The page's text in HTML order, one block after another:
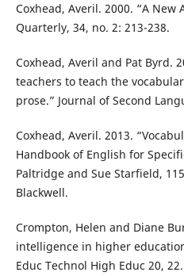
Coxhead, Averil. 2000. “A New
Quarterly, 34, no. 2: 213-238.
Coxhead, Averil and Pat Byrd.
teachers to teach the
prose.” Journal of Second
Coxhead, Averil. 2013.
Handbook of English for
Paltridge and Sue Starfield,
Blackwell.
Crompton, Helen and Diane
intelligence in higher
Educ Technol High Educ 20, 22.